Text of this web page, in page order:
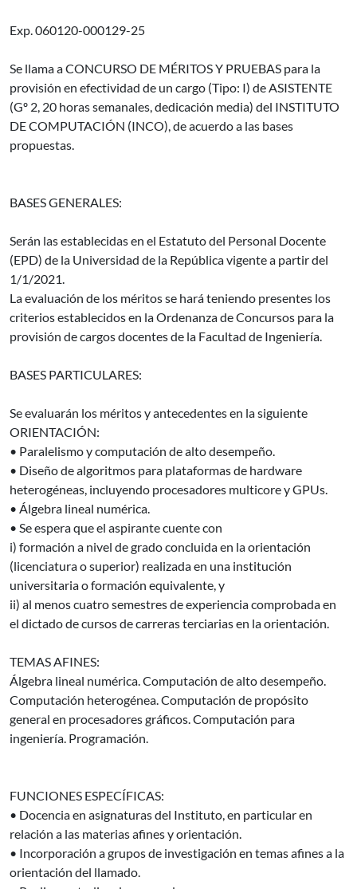
Exp. 060120-000129-25
Se llama a CONCURSO DE MÉRITOS Y PRUEBAS para la
provisión en efectividad de un cargo (Tipo: I) de ASISTENTE
(Gº 2, 20 horas semanales, dedicación media) del INSTITUTO
DE COMPUTACIÓN (INCO), de acuerdo a las bases
propuestas.
BASES GENERALES:
Serán las establecidas en el Estatuto del Personal Docente
(EPD) de la Universidad de la República vigente a partir del
1/1/2021.
La evaluación de los méritos se hará teniendo presentes los
criterios establecidos en la Ordenanza de Concursos para la
provisión de cargos docentes de la Facultad de Ingeniería.
BASES PARTICULARES:
Se evaluarán los méritos y antecedentes en la siguiente
ORIENTACIÓN:
• Paralelismo y computación de alto desempeño.
• Diseño de algoritmos para plataformas de hardware
heterogéneas, incluyendo procesadores multicore y GPUs.
• Álgebra lineal numérica.
• Se espera que el aspirante cuente con
i) formación a nivel de grado concluida en la orientación
(licenciatura o superior) realizada en una institución
universitaria o formación equivalente, y
ii) al menos cuatro semestres de experiencia comprobada en
el dictado de cursos de carreras terciarias en la orientación.
TEMAS AFINES:
Álgebra lineal numérica. Computación de alto desempeño.
Computación heterogénea. Computación de propósito
general en procesadores gráficos. Computación para
ingeniería. Programación.
FUNCIONES ESPECÍFICAS:
• Docencia en asignaturas del Instituto, en particular en
relación a las materias afines y orientación.
• Incorporación a grupos de investigación en temas afines a la
orientación del llamado.